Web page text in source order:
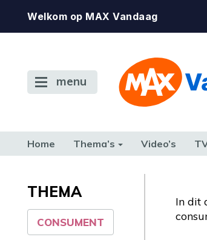
Welkom op MAX Vandaag
menu
Home Thema’s Video’s
TERUG NAAR TOEN
THEMA
CONSUMENT
In dit